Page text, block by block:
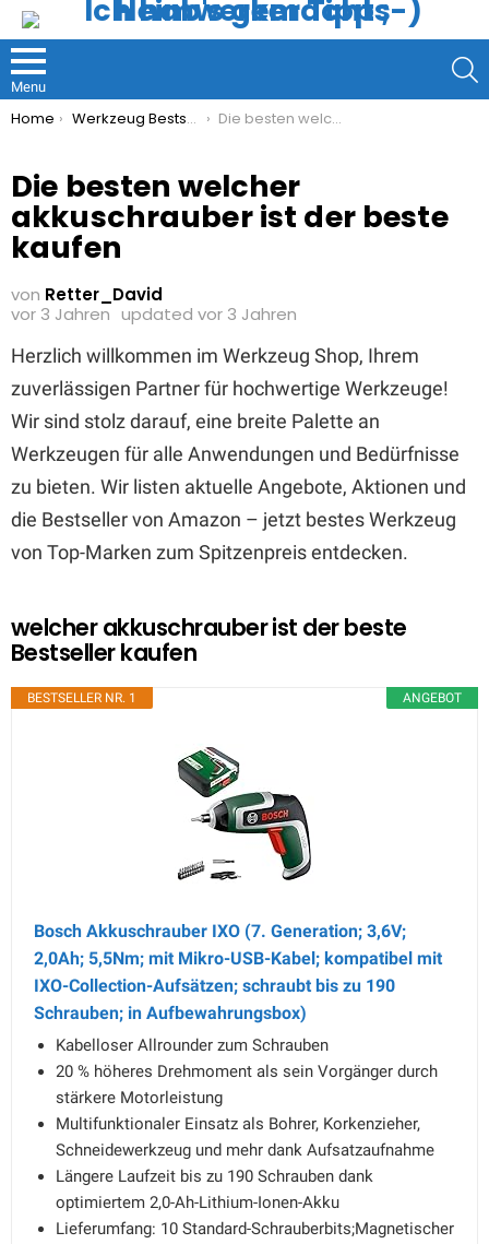
Menu
You are here:
Home Werkzeug Bestseller Die besten welcher akkuschrauber ist der beste kaufen
Die besten welcher
akkuschrauber ist der beste
kaufen
von Retter_David
vor 3 Jahren updated vor 3 Jahren
Herzlich willkommen im Werkzeug Shop, Ihrem
zuverlässigen Partner für hochwertige Werkzeuge!
Wir sind stolz darauf, eine breite Palette an
Werkzeugen für alle Anwendungen und Bedürfnisse
zu bieten. Wir listen aktuelle Angebote, Aktionen und
die Bestseller von Amazon – jetzt bestes Werkzeug
von Top-Marken zum Spitzenpreis entdecken.
welcher akkuschrauber ist der beste
Bestseller kaufen
ANGEBOT
BESTSELLER NR. 1
Bosch Akkuschrauber IXO (7. Generation; 3,6V;
2,0Ah; 5,5Nm; mit Mikro-USB-Kabel; kompatibel mit
IXO-Collection-Aufsätzen; schraubt bis zu 190
Schrauben; in Aufbewahrungsbox)
Kabelloser Allrounder zum Schrauben
20 % höheres Drehmoment als sein Vorgänger durch
stärkere Motorleistung
Multifunktionaler Einsatz als Bohrer, Korkenzieher,
Schneidewerkzeug und mehr dank Aufsatzaufnahme
Längere Laufzeit bis zu 190 Schrauben dank
optimiertem 2,0-Ah-Lithium-Ionen-Akku
Lieferumfang: 10 Standard-Schrauberbits;Magnetischer